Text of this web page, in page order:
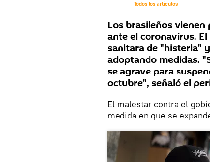
Todos los artículos
Los brasileños
ante el coronavirus.
sanitara de "histeria"
adoptando medidas.
se agrave para
octubre", señaló el
El malestar contra el
medida en que se